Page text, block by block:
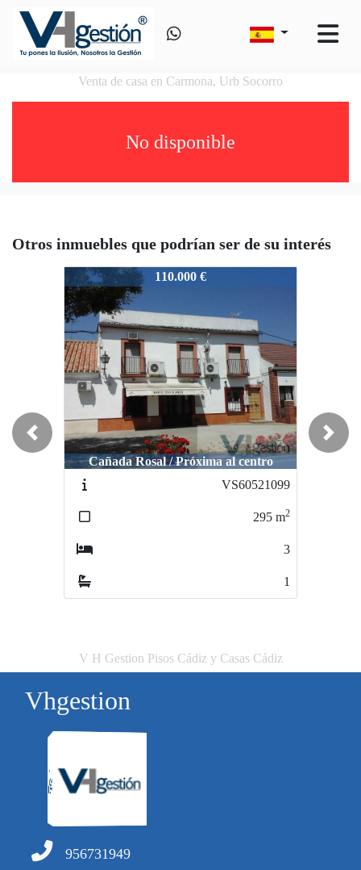
Venta de casa en Carmona, Urb Socorro
No disponible
Otros inmuebles que podrían ser de su interés
VS60510752
110.000 €
Cañada Rosal / Próxima al centro
VS60521099
295 m2
3
1
Previous Next
V H Gestion Pisos Cádiz y Casas Cádiz
Vhgestion
956731949